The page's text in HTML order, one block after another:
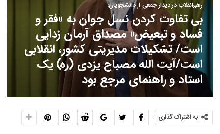
رهبرانقلاب در دیدار جمعی از دانشجویان:
بی تفاوت کردن نسل جوان به «فقر و
فساد و تبعیض» مصداق آرمان زدایی
است/ تشکیلات مدیریتی کشور، انقلابی
است/آیت الله مصباح یزدی (ره) یک
استاد و راهنمای مرجع بود
به اشتراک گذاری